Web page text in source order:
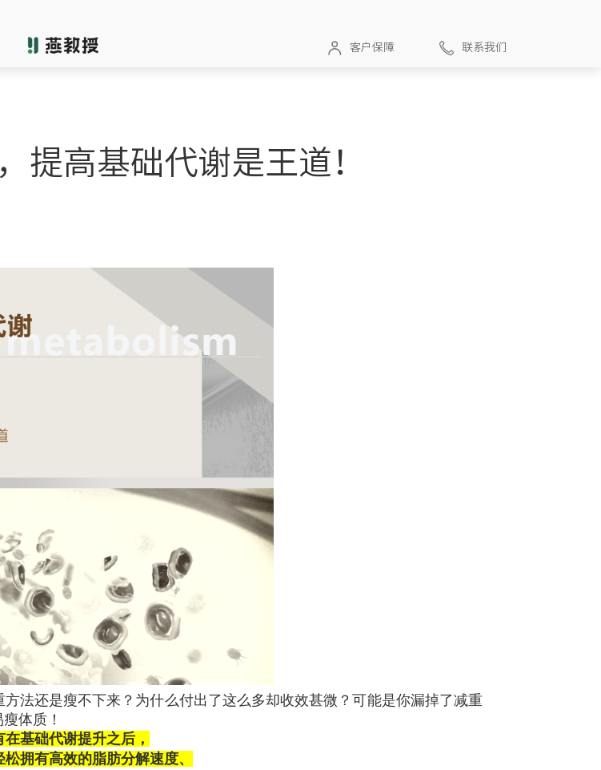
客户保障 联系我们
提高基础代谢是王道！
法还是瘦不下来？为什么付出了这么多却收效甚微？可能是你漏掉了减重
体质！
在基础代谢提升之后，
拥有高效的脂肪分解速度、